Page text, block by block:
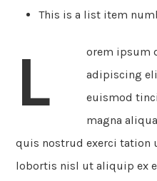
This is a list item
L
orem ipsum
adipiscing
euismod
magna
quis nostrud exerci tation
lobortis nisl ut aliquip ex